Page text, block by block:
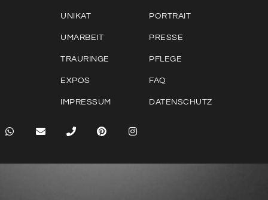
UNIKAT
UMARBEIT
TRAURINGE
EXPOS
IMPRESSUM
PORTRAIT
PRESSE
PFLEGE
FAQ
DATENSCHUTZ